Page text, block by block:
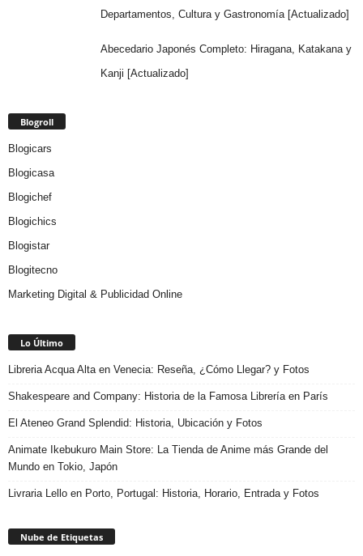
Departamentos, Cultura y Gastronomía [Actualizado]
Abecedario Japonés Completo: Hiragana, Katakana y
Kanji [Actualizado]
Blogroll
Blogicars
Blogicasa
Blogichef
Blogichics
Blogistar
Blogitecno
Marketing Digital & Publicidad Online
Lo Último
Libreria Acqua Alta en Venecia: Reseña, ¿Cómo Llegar? y Fotos
Shakespeare and Company: Historia de la Famosa Librería en París
El Ateneo Grand Splendid: Historia, Ubicación y Fotos
Animate Ikebukuro Main Store: La Tienda de Anime más Grande del
Mundo en Tokio, Japón
Livraria Lello en Porto, Portugal: Historia, Horario, Entrada y Fotos
Nube de Etiquetas